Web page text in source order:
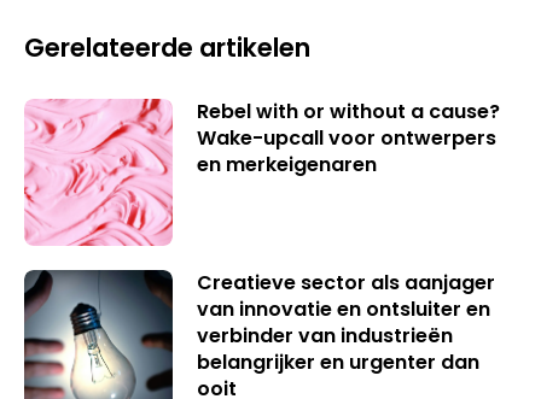
Gerelateerde artikelen
Rebel with or without a cause?
Wake-upcall voor ontwerpers
en merkeigenaren
Creatieve sector als aanjager
van innovatie en ontsluiter en
verbinder van industrieën
belangrijker en urgenter dan
ooit